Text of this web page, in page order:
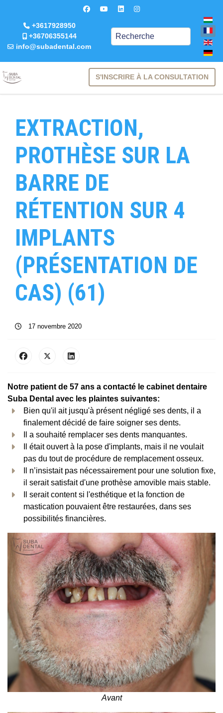
Keresés
+3617928950
+36706355144
info@subadental.com
S'INSCRIRE À LA CONSULTATION
EXTRACTION,
PROTHÈSE SUR LA
BARRE DE
RÉTENTION SUR 4
IMPLANTS
(PRÉSENTATION DE
CAS) (61)
17 novembre 2020
Notre patient de 57 ans a contacté le cabinet dentaire
Suba Dental avec les plaintes suivantes:
Bien qu'il ait jusqu'à présent négligé ses dents, il a
finalement décidé de faire soigner ses dents.
Il a souhaité remplacer ses dents manquantes.
Il était ouvert à la pose d'implants, mais il ne voulait
pas du tout de procédure de remplacement osseux.
Il n’insistait pas nécessairement pour une solution fixe,
il serait satisfait d'une prothèse amovible mais stable.
Il serait content si l'esthétique et la fonction de
mastication pouvaient être restaurées, dans ses
possibilités financières.
Avant